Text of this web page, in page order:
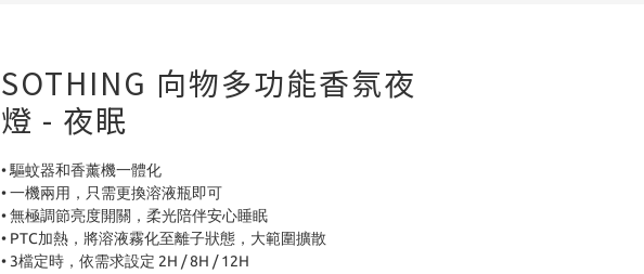
SOTHING 向物多功能香氛夜
燈 - 夜眠
• 驅蚊器和香薰機一體化
• 一機兩用，只需更換溶液瓶即可
• 無極調節亮度開關，柔光陪伴安心睡眠
• PTC加熱，將溶液霧化至離子狀態，大範圍擴散
• 3檔定時，依需求設定 2H / 8H / 12H